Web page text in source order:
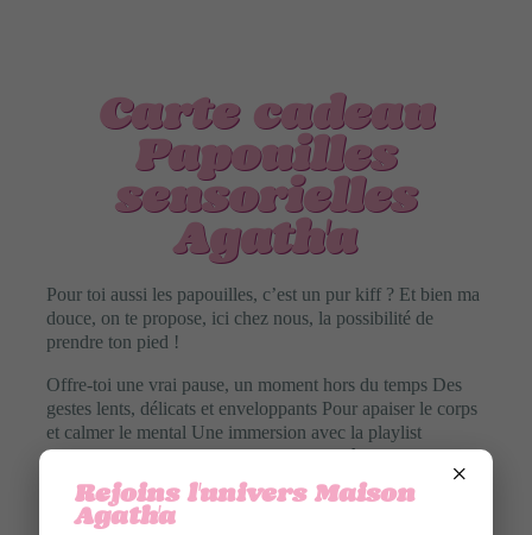
Carte cadeau
Papouilles
sensorielles
Agath'a
Pour toi aussi les papouilles, c’est un pur kiff ? Et bien ma
douce, on te propose, ici chez nous, la possibilité de
prendre ton pied !
Offre-toi une vrai pause, un moment hors du temps Des
gestes lents, délicats et enveloppants Pour apaiser le corps
et calmer le mental Une immersion avec la playlist
relaxante de ton choix pour amplifier le lâcher-prise.
Pendant quelques instants…
Le mental ralentit Le corps se détend profondément et tout
×
Rejoins l'univers Maison
Agath'a